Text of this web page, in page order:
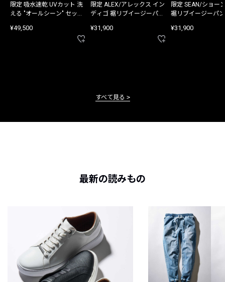
限定 吸水速乾 UVカット 洗
える "オールシーン" セット
¥49,500
限定 ALEX/アレックス イン
ディゴ 裾リブイージーパン
¥31,900
限定 SEAN/ショー
裾リブイージーパ
¥31,900
すべて見る
最新の読みもの